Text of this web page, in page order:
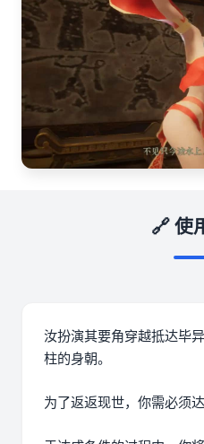
🔗 使
汝扮演其要角穿越抵达毕
柱的身朝。
为了返返现世，你需必须